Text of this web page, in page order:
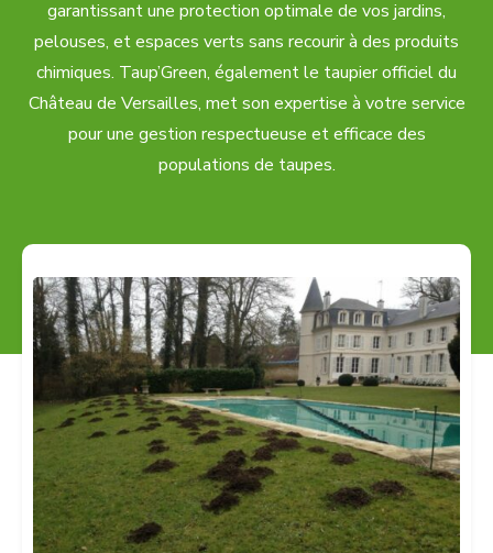
garantissant une protection optimale de vos jardins,
pelouses, et espaces verts sans recourir à des produits
chimiques. Taup’Green, également le taupier officiel du
Château de Versailles, met son expertise à votre service
pour une gestion respectueuse et efficace des
populations de taupes.